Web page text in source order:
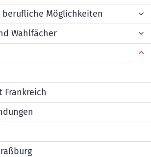
berufliche Möglichkeiten
Wahlfächer
Frankreich